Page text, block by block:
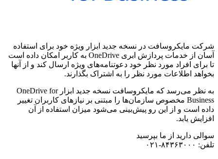
شرکت مایکروسافت در نسخه جدید ابزار ویژه خود برای استفاده
آسان از خدمات پردازش ابری OneDrive به کاربر امکان داده است
تا برای افراد مورد نظر خود دعوتنامه‌های ویژه ارسال کند و از آنها
بخواهد اطلاعات مورد نظر را به اشتراک بگذارند.
به نظر می‌رسد که مایکروسافت نسخه جدید ابزار OneDrive for
Business مخصوص سازمان‌ها را مبتنی بر نیازهای کاربران تغییر
داده است و از این رو پیش‌بینی می‌شود میزان استفاده از آن
افزایش یابد.
سوالی دارید از ما بپرسید
تلفن: ۸۴۳۶۳۰۰۰-۰۲۱